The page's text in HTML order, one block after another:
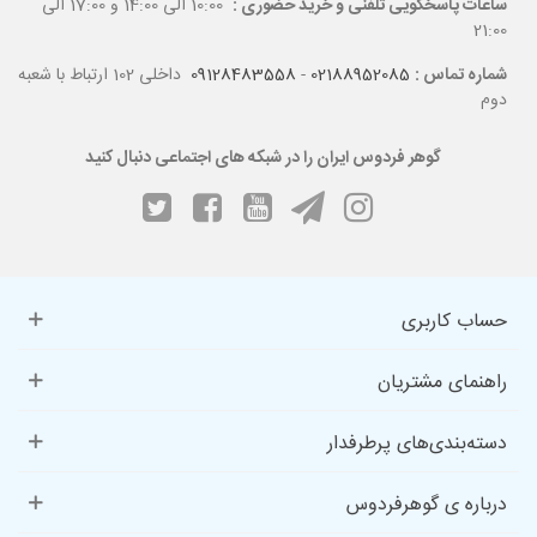
محتوای پکیج هدیه روز مادر در گوهر فردوس ایران
چه هدیه‌ای برای روز مادر بخریم؟ ایده‌های خاص و متفاوت
دستبندهای ساخته‌شده از سنگ‌های اصل و نیمه‌قیمتی، هم زیبا هستند
و هم خواص انرژی‌درمانی دارند. به‌طور مثال:
دستبند رزکوارتز: سنگ عشق و آرامش، مناسب برای ابراز محبت.
دستبند آمیتیست : سنگ آرامش ذهن، کاهش استرس و نگرانی.
دستبند عقیق خزه‌ای: نماد رشد و ارتباط با طبیعت؛ برای مادرانی که به
ساعات پاسخگویی تلفنی و خرید حضوری :
10:00 الی 14:00 و 17:00 الی
21:00
شماره تماس : 02188952085
-
09128483558
داخلی 102 ارتباط با شعبه
دوم
گوهر فردوس ایران را در شبکه های اجتماعی دنبال کنید
حساب کاربری
راهنمای مشتریان
دسته‌بندی‌های پرطرفدار
درباره ی گوهرفردوس